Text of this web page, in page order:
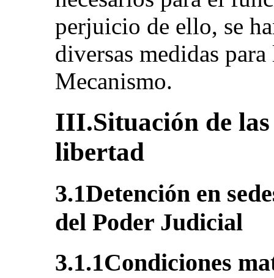
perjuicio de ello, se
diversas medidas
Mecanismo.
III.Situación de
libertad
3.1Detención en
del Poder Judicial
3.1.1Condiciones